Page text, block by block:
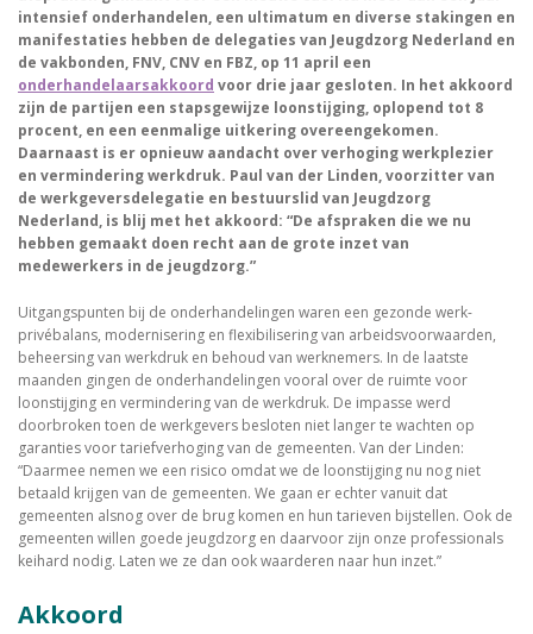
intensief onderhandelen, een ultimatum en diverse stakingen en
manifestaties hebben de delegaties van Jeugdzorg Nederland en
de vakbonden, FNV, CNV en FBZ, op 11 april een
onderhandelaarsakkoord voor drie jaar gesloten. In het akkoord
zijn de partijen een stapsgewijze loonstijging, oplopend tot 8
procent, en een eenmalige uitkering overeengekomen.
Daarnaast is er opnieuw aandacht over verhoging werkplezier
en vermindering werkdruk. Paul van der Linden, voorzitter van
de werkgeversdelegatie en bestuurslid van Jeugdzorg
Nederland, is blij met het akkoord: “De afspraken die we nu
hebben gemaakt doen recht aan de grote inzet van
medewerkers in de jeugdzorg.”
Uitgangspunten bij de onderhandelingen waren een gezonde werk-
privébalans, modernisering en flexibilisering van arbeidsvoorwaarden,
beheersing van werkdruk en behoud van werknemers. In de laatste
maanden gingen de onderhandelingen vooral over de ruimte voor
loonstijging en vermindering van de werkdruk. De impasse werd
doorbroken toen de werkgevers besloten niet langer te wachten op
garanties voor tariefverhoging van de gemeenten. Van der Linden:
“Daarmee nemen we een risico omdat we de loonstijging nu nog niet
betaald krijgen van de gemeenten. We gaan er echter vanuit dat
gemeenten alsnog over de brug komen en hun tarieven bijstellen. Ook de
gemeenten willen goede jeugdzorg en daarvoor zijn onze professionals
keihard nodig. Laten we ze dan ook waarderen naar hun inzet.”
Akkoord